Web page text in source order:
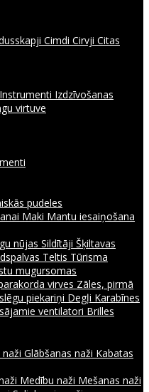
Cimdi Cirvji Citas
Instrumenti Izdzīvošanas
virtuve
pudeles
Maki Mantu iesaiņošana
nūjas Sildītāji Šķiltavas
Teltis Tūrisma
mugursomas
virves Zāles, pirmā
piekariņi Degļi Karabīnes
ventilatori Brilles
naži Glābšanas naži Kabatas
Medību naži Mešanas naži